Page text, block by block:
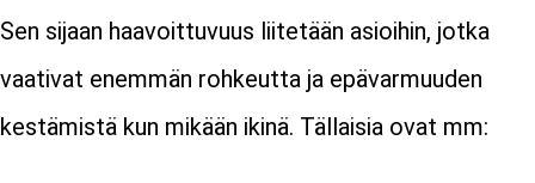
Sen sijaan haavoittuvuus liitetään asioihin, jotka
vaativat enemmän rohkeutta ja epävarmuuden
kestämistä kun mikään ikinä. Tällaisia ovat mm: